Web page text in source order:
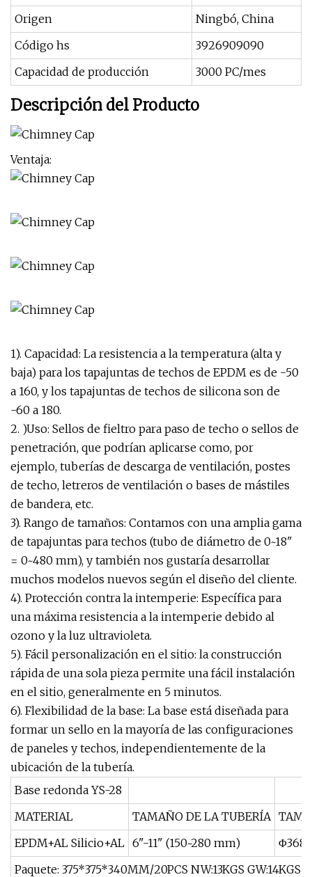
Origen
Ningbó, China
Código hs
3926909090
Capacidad de producción
3000 PC/mes
Descripción del Producto
Ventaja:
1). Capacidad: La resistencia a la temperatura (alta y
baja) para los tapajuntas de techos de EPDM es de -50
a 160, y los tapajuntas de techos de silicona son de
-60 a 180.
2. )Uso: Sellos de fieltro para paso de techo o sellos de
penetración, que podrían aplicarse como, por
ejemplo, tuberías de descarga de ventilación, postes
de techo, letreros de ventilación o bases de mástiles
de bandera, etc.
3). Rango de tamaños: Contamos con una amplia gama
de tapajuntas para techos (tubo de diámetro de 0~18"
= 0~480 mm), y también nos gustaría desarrollar
muchos modelos nuevos según el diseño del cliente.
4). Protección contra la intemperie: Específica para
una máxima resistencia a la intemperie debido al
ozono y la luz ultravioleta.
5). Fácil personalización en el sitio: la construcción
rápida de una sola pieza permite una fácil instalación
en el sitio, generalmente en 5 minutos.
6). Flexibilidad de la base: La base está diseñada para
formar un sello en la mayoría de las configuraciones
de paneles y techos, independientemente de la
ubicación de la tubería.
Base redonda YS-28
MATERIAL
TAMAÑO DE LA TUBERÍA
EPDM+AL Silicio+AL 6"-11" (150~280 mm)
Paquete: 375*375*340MM/20PCS NW:13KGS GW:14KGS